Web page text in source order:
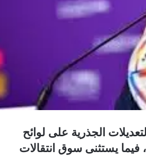
الجذرية على لوائح
انتقالات اللاعبين، وتدخل حيز التنفيذ 1 يناير 2027، فيما يستثنى سوق انتقالات